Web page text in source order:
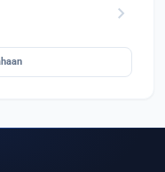
chevron_right